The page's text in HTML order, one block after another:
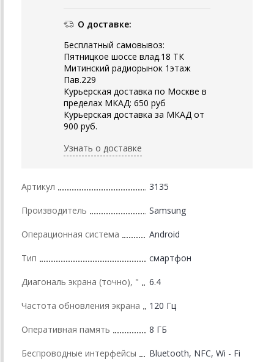
О доставке:
Бесплатный самовывоз:
Пятницкое шоссе влад.18 ТК
Митинский радиорынок 1этаж
Пав.229
Курьерская доставка по Москве в
пределах МКАД: 650 руб
Курьерская доставка за МКАД от
900 руб.
Узнать о доставке
Артикул 3135
Производитель Samsung
Операционная система Android
Тип смартфон
Диагональ экрана (точно), " 6.4
Частота обновления экрана 120 Гц
Оперативная память 8 ГБ
Беспроводные интерфейсы Bluetooth, NFC, Wi - Fi